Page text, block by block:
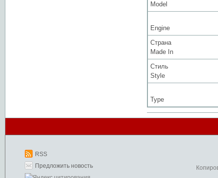
Model
Engine
Страна
Made In
Стиль
Style
Type
RSS
Предложить новость